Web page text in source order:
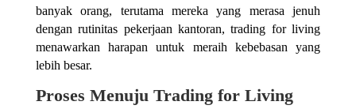
banyak orang, terutama mereka yang merasa jenuh
dengan rutinitas pekerjaan kantoran, trading for living
menawarkan harapan untuk meraih kebebasan yang
lebih besar.
Proses Menuju Trading for Living